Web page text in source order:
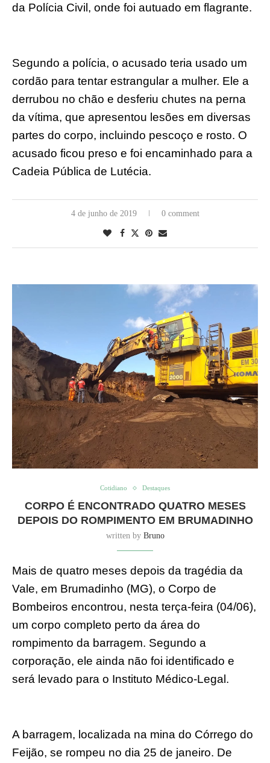
da Polícia Civil, onde foi autuado em flagrante.
Segundo a polícia, o acusado teria usado um
cordão para tentar estrangular a mulher. Ele a
derrubou no chão e desferiu chutes na perna
da vítima, que apresentou lesões em diversas
partes do corpo, incluindo pescoço e rosto. O
acusado ficou preso e foi encaminhado para a
Cadeia Pública de Lutécia.
4 de junho de 2019 0 comment
Cotidiano Destaques
CORPO É ENCONTRADO QUATRO MESES
DEPOIS DO ROMPIMENTO EM BRUMADINHO
written by Bruno
Mais de quatro meses depois da tragédia da
Vale, em Brumadinho (MG), o Corpo de
Bombeiros encontrou, nesta terça-feira (04/06),
um corpo completo perto da área do
rompimento da barragem. Segundo a
corporação, ele ainda não foi identificado e
será levado para o Instituto Médico-Legal.
A barragem, localizada na mina do Córrego do
Feijão, se rompeu no dia 25 de janeiro. De